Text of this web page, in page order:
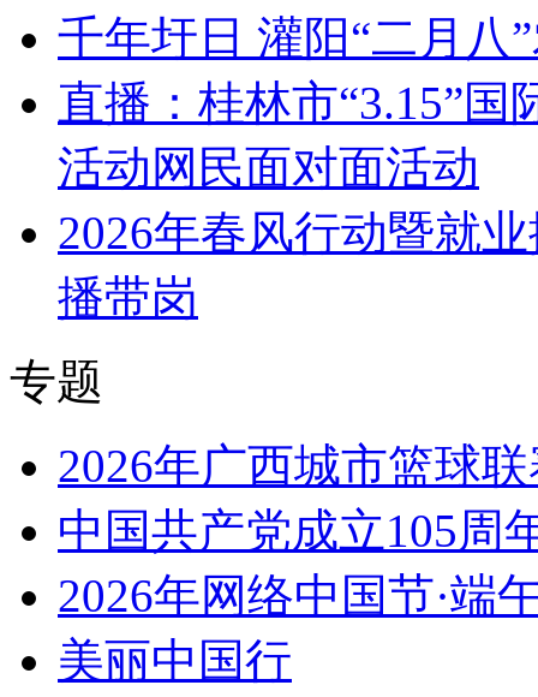
千年圩日 灌阳“二月八
直播：桂林市“3.15”
活动网民面对面活动
2026年春风行动暨就
播带岗
专题
2026年广西城市篮球
中国共产党成立105周
2026年网络中国节·端
美丽中国行